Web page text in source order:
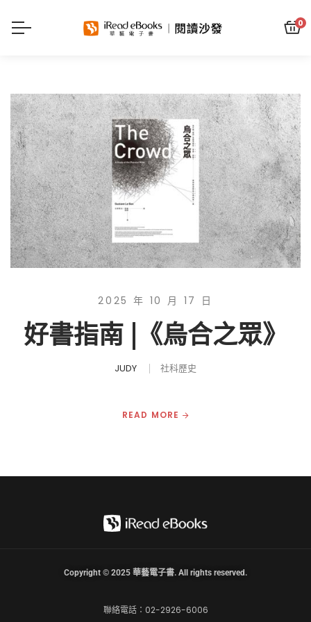
0
2025 年 10 月 17 日
好書指南 |《烏合之眾》
JUDY 社科歷史
READ MORE
聯絡電話：02-2926-6006
Copyright © 2025 華藝電子書. All rights reserved.